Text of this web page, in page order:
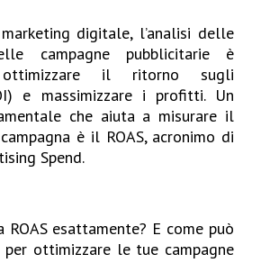
digitale, l’analisi delle
campagne pubblicitarie è
il ritorno sugli
e massimizzare i profitti. Un
che aiuta a misurare il
è il ROAS, acronimo di
Spend.
ROAS esattamente? E come può
ottimizzare le tue campagne